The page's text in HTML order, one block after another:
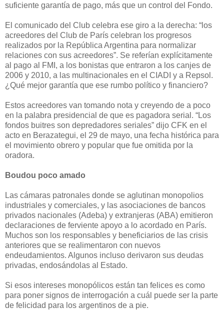
suficiente garantía de pago, más que un control del Fondo.
El comunicado del Club celebra ese giro a la derecha: “los
acreedores del Club de París celebran los progresos
realizados por la República Argentina para normalizar
relaciones con sus acreedores”. Se referían explícitamente
al pago al FMI, a los bonistas que entraron a los canjes de
2006 y 2010, a las multinacionales en el CIADI y a Repsol.
¿Qué mejor garantía que ese rumbo político y financiero?
Estos acreedores van tomando nota y creyendo de a poco
en la palabra presidencial de que es pagadora serial. “Los
fondos buitres son depredadores seriales” dijo CFK en el
acto en Berazategui, el 29 de mayo, una fecha histórica para
el movimiento obrero y popular que fue omitida por la
oradora.
Boudou poco amado
Las cámaras patronales donde se aglutinan monopolios
industriales y comerciales, y las asociaciones de bancos
privados nacionales (Adeba) y extranjeras (ABA) emitieron
declaraciones de ferviente apoyo a lo acordado en París.
Muchos son los responsables y beneficiarios de las crisis
anteriores que se realimentaron con nuevos
endeudamientos. Algunos incluso derivaron sus deudas
privadas, endosándolas al Estado.
Si esos intereses monopólicos están tan felices es como
para poner signos de interrogación a cuál puede ser la parte
de felicidad para los argentinos de a pie.